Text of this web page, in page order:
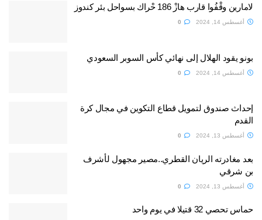
لامارين وقْفُوا قارب هازْ 186 حْراك بسواحل بئر كندوز
أغسطس 14, 2024
بونو يقود الهلال إلى نهائي كأس السوبر السعودي
أغسطس 14, 2024
إحداث صندوق لتمويل قطاع التكوين في مجال كرة
القدم
أغسطس 13, 2024
بعد مغادرته الريان القطري..مصير مجهول لأشرف
بن شرقي
أغسطس 13, 2024
حماس تحصي 32 قتيلا في يوم واحد